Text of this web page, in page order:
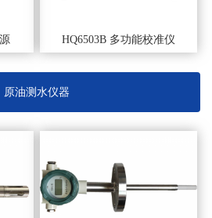
HQ6503B 多功能校准仪
原油测水仪器